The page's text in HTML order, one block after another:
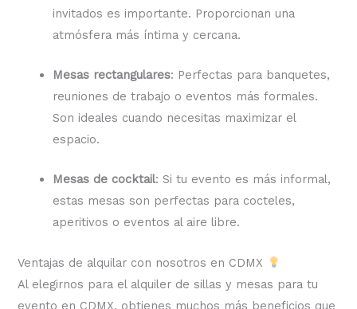
invitados es importante. Proporcionan una
atmósfera más íntima y cercana.
Mesas rectangulares: Perfectas para banquetes,
reuniones de trabajo o eventos más formales.
Son ideales cuando necesitas maximizar el
espacio.
Mesas de cocktail: Si tu evento es más informal,
estas mesas son perfectas para cocteles,
aperitivos o eventos al aire libre.
Ventajas de alquilar con nosotros en CDMX
Al elegirnos para el alquiler de sillas y mesas para tu
evento en CDMX, obtienes muchos más beneficios que